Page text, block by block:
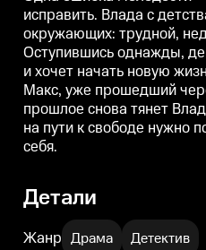
тянет Владу на дно. И на этот
раз на пути к свободе нужно
побороть не только саму себя.
исправить. Влада с
окружающих: трудной,
Оступившись однажды,
и хочет начать новую
Макс, уже прошедший
прошлое снова тянет
на пути к свободе нужно
себя.
Детали
Жанр Драма Детектив